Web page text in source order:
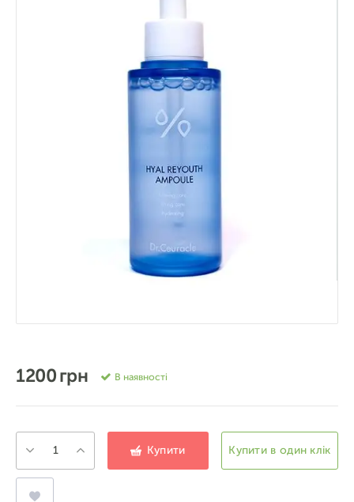
1200 грн В наявності
Купити Купити в один клік